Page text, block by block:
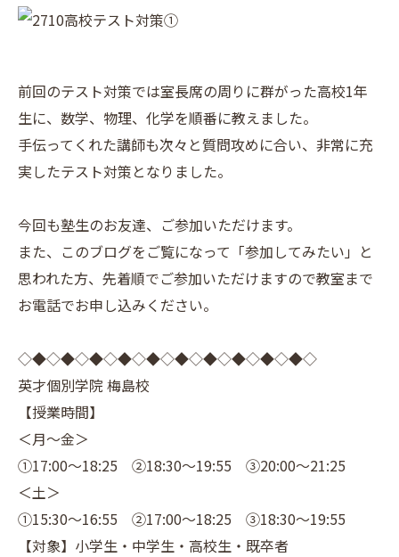
前回のテスト対策では室長席の周りに群がった高校1年
生に、数学、物理、化学を順番に教えました。
手伝ってくれた講師も次々と質問攻めに合い、非常に充
実したテスト対策となりました。
今回も塾生のお友達、ご参加いただけます。
また、このブログをご覧になって「参加してみたい」と
思われた方、先着順でご参加いただけますので教室まで
お電話でお申し込みください。
◇◆◇◆◇◆◇◆◇◆◇◆◇◆◇◆◇◆◇◆◇
英才個別学院 梅島校
【授業時間】
＜月～金＞
①17:00～18:25 ②18:30～19:55 ③20:00～21:25
＜土＞
①15:30～16:55 ②17:00～18:25 ③18:30～19:55
【対象】小学生・中学生・高校生・既卒者